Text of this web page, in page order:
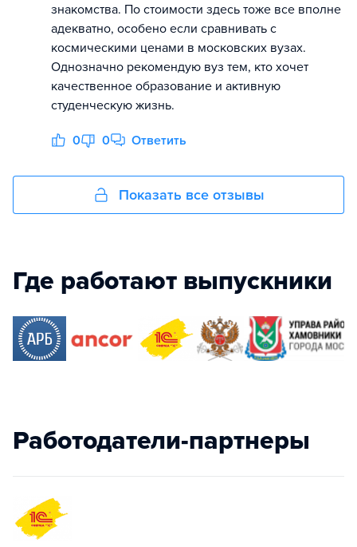
знакомства. По стоимости здесь тоже все вполне
адекватно, особено если сравнивать с
космическими ценами в московских вузах.
Однозначно рекомендую вуз тем, кто хочет
качественное образование и активную
студенческую жизнь.
0 0 Ответить
Показать все отзывы
Где работают выпускники
Работодатели-партнеры